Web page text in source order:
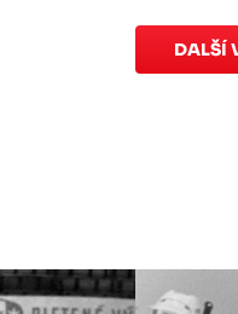
ledna
Kluby
DALŠÍ